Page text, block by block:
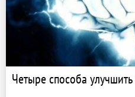
Четыре способа